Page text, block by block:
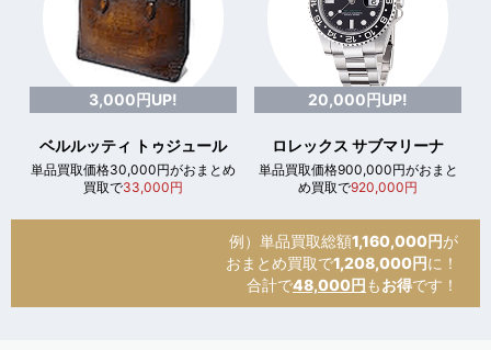
3,000円UP!
ベルルッティ トゥジュール
単品買取価格30,000円がおまとめ
買取で33,000円
20,000円UP!
ロレックス サブマリーナ
単品買取価格900,000円がおまと
め買取で920,000円
例）単品買取総額1,160,000円が
おまとめ買取で1,208,000円に！
合計で48,000円 もお得です！